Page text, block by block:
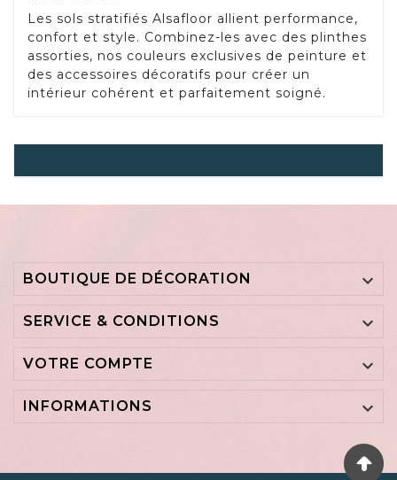
Les sols stratifiés Alsafloor allient performance,
confort et style. Combinez-les avec des plinthes
assorties, nos couleurs exclusives de peinture et
des accessoires décoratifs pour créer un
intérieur cohérent et parfaitement soigné.
BOUTIQUE DE DÉCORATION 
SERVICE & CONDITIONS 
VOTRE COMPTE 
INFORMATIONS 